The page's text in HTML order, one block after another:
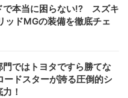
で本当に困らない!? スズキ
ッドMGの装備を徹底チェ
門ではトヨタですら勝てな
ドスターが誇る圧倒的シ
！